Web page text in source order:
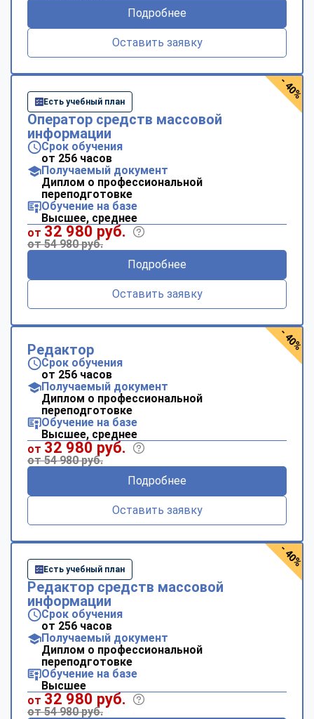
Подробнее
Оставить заявку
Есть учебный план
Оператор средств массовой
информации
Срок обучения
от 256 часов
Получаемый документ
Диплом о профессиональной
переподготовке
Обучение на базе
Высшее, среднее
от 32 980 руб.
от 54 980 руб.
Подробнее
Оставить заявку
- 40%
Редактор
Срок обучения
от 256 часов
Получаемый документ
Диплом о профессиональной
переподготовке
Обучение на базе
Высшее, среднее
от 32 980 руб.
от 54 980 руб.
Подробнее
Оставить заявку
- 40%
Есть учебный план
Редактор средств массовой
информации
Срок обучения
от 256 часов
Получаемый документ
Диплом о профессиональной
переподготовке
Обучение на базе
Высшее
от 32 980 руб.
от 54 980 руб.
- 40%